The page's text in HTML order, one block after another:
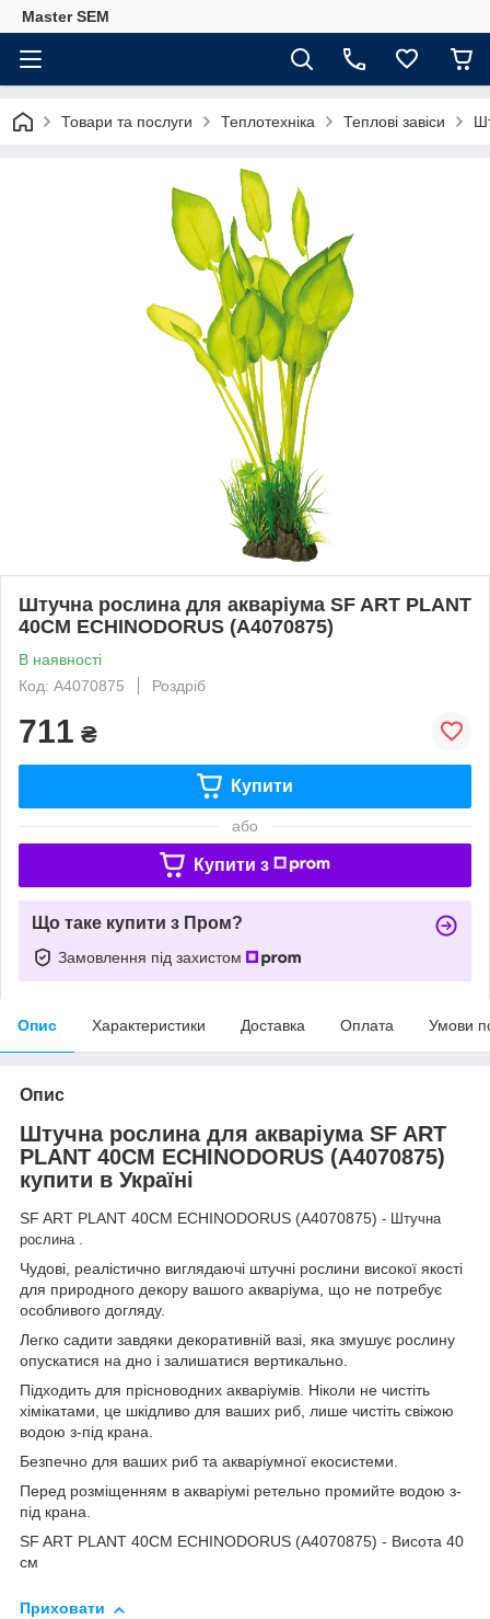
Master SEM
Товари та послуги Теплотехніка Теплові завіси
Штучна рослина для акваріума SF ART PLANT
40CM ECHINODORUS (A4070875)
В наявності
Код: A4070875
Роздріб
711 ₴
Купити
або
Купити з
Що таке купити з Пром?
Замовлення під захистом
Опис Характеристики Доставка Оплата Умови
Опис
Штучна рослина для акваріума SF ART
PLANT 40CM ECHINODORUS (A4070875)
купити в Україні
SF ART PLANT 40CM ECHINODORUS (A4070875) - Штучна
рослина .
Чудові, реалістично виглядаючі штучні рослини високої якості
для природного декору вашого акваріума, що не потребує
особливого догляду.
Легко садити завдяки декоративній вазі, яка змушує рослину
опускатися на дно і залишатися вертикально.
Підходить для прісноводних акваріумів. Ніколи не чистіть
хімікатами, це шкідливо для ваших риб, лише чистіть свіжою
водою з-під крана.
Безпечно для ваших риб та акваріумної екосистеми.
Перед розміщенням в акваріумі ретельно промийте водою з-
під крана.
SF ART PLANT 40CM ECHINODORUS (A4070875) - Висота 40
см
Приховати